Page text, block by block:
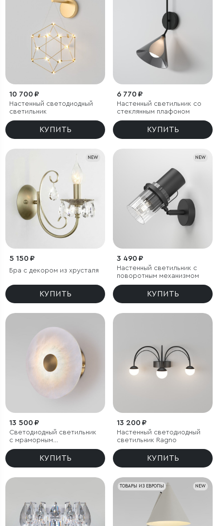
10 700 ₽
Настенный светодиодный
светильник
КУПИТЬ
6 770 ₽
Настенный светильник со
стеклянным плафоном
КУПИТЬ
NEW
5 150 ₽
Бра с декором из хрусталя
КУПИТЬ
NEW
3 490 ₽
Настенный светильник с
поворотным механизмом
КУПИТЬ
13 500 ₽
Светодиодный светильник
с мраморным
рассеивателем
КУПИТЬ
13 200 ₽
Настенный светодиодный
светильник Ragno
КУПИТЬ
NEW
ТОВАРЫ ИЗ ЕВРОПЫ